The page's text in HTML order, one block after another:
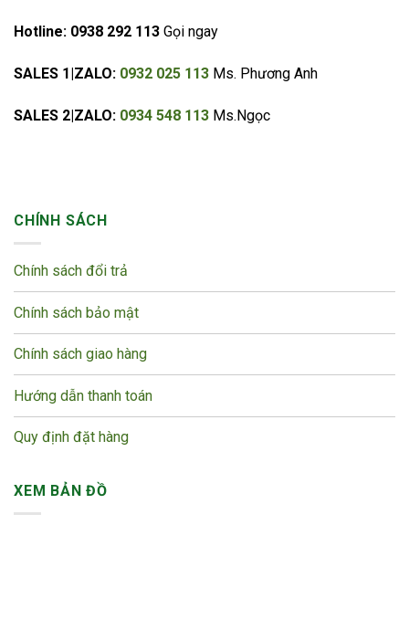
Hotline: 0938 292 113 Gọi ngay
SALES 1|ZALO: 0932 025 113 Ms. Phương Anh
SALES 2|ZALO: 0934 548 113 Ms.Ngọc
CHÍNH SÁCH
Chính sách đổi trả
Chính sách bảo mật
Chính sách giao hàng
Hướng dẫn thanh toán
Quy định đặt hàng
XEM BẢN ĐỒ